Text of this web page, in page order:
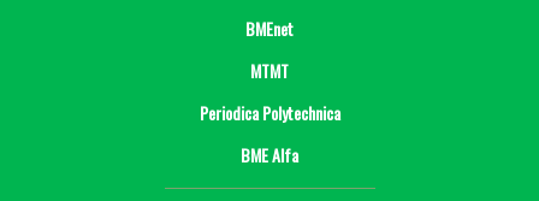
BMEnet
MTMT
Periodica Polytechnica
BME Alfa